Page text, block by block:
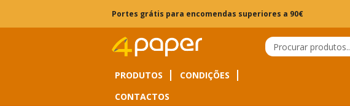
Portes grátis para encomendas superiores a 90€
PRODUTOS
CONDIÇÕES
CONTACTOS